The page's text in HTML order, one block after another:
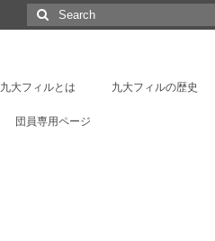
Search
for:
九大フィルとは 九大フィルの歴史
団員専用ページ